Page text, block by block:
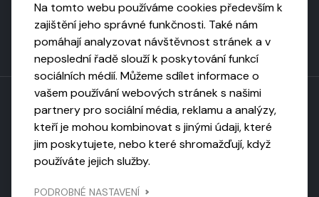
Toto dílo podléhá licenci CC BY-NC-ND
Uveďte původ, neužívejte komerčně, nezpracovávejte.
Národní knihovnou ČR
Na tomto webu používáme cookies především k
zajištění jeho správné funkčnosti. Také nám
pomáhají analyzovat návštěvnost stránek a v
neposlední řadě slouží k poskytování funkcí
sociálních médií. Můžeme sdílet informace o
vašem používání webových stránek s našimi
partnery pro sociální média, reklamu a analýzy,
kteří je mohou kombinovat s jinými údaji, které
jim poskytujete, nebo které shromažďují, když
používáte jejich služby.
PODROBNÉ NASTAVENÍ